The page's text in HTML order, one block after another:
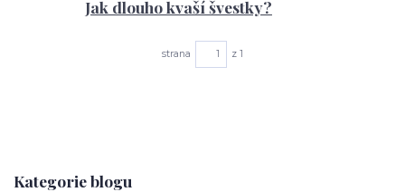
Kategorie blogu
Jak dlouho kvaší švestky?
strana z 1